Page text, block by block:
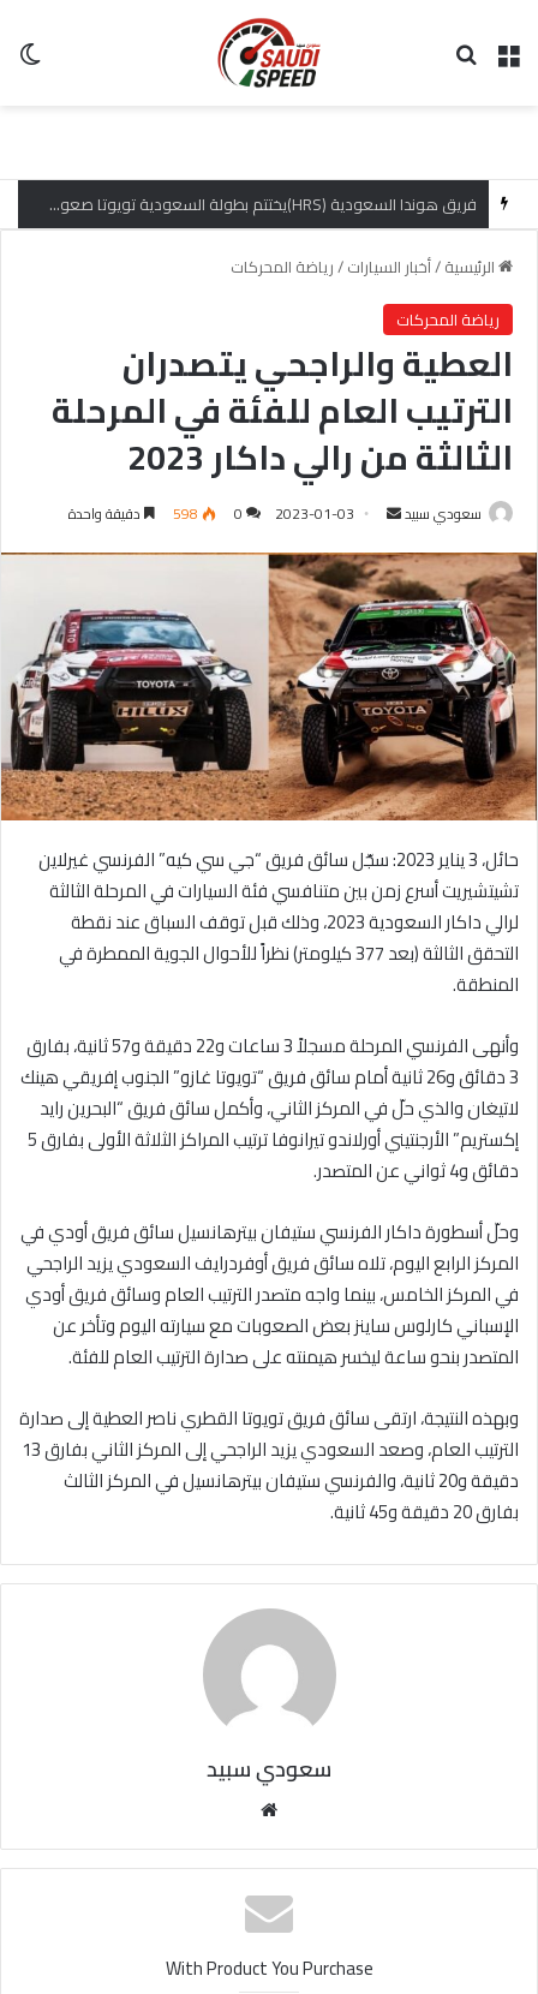
القائمة
عبر تجارب قيادة مباشرة وعروض تسويقية تفاعلية: التوكيلات العالمية للسيارات تعزّز حضور شفروليه كابتيفا PHEV
الرئيسية/أخبار السيارات/رياضة المحركات
رياضة المحركات
العطية والراجحي يتصدران
الترتيب العام للفئة في المرحلة
الثالثة من رالي داكار 2023
سعودي سبيد
س
ل
ب
ر
ي
د
ا
إ
ل
ت
ر
و
2023-01-03
0
598 دقيقة واحدة
حائل، 3 يناير 2023: سجّل سائق فريق “جي سي كيه” الفرنسي غيرلاين
تشيتشيريت أسرع زمن بين متنافسي فئة السيارات في المرحلة الثالثة
لرالي داكار السعودية 2023، وذلك قبل توقف السباق عند نقطة
التحقق الثالثة (بعد 377 كيلومتر) نظراً للأحوال الجوية الممطرة في
المنطقة.
وأنهى الفرنسي المرحلة مسجلاً 3 ساعات و22 دقيقة و57 ثانية، بفارق
3 دقائق و26 ثانية أمام سائق فريق “تويوتا غازو” الجنوب إفريقي هينك
لاتيغان والذي حلّ في المركز الثاني، وأكمل سائق فريق “البحرين رايد
إكستريم” الأرجنتيني أورلاندو تيرانوفا ترتيب المراكز الثلاثة الأولى بفارق 5
دقائق و4 ثواني عن المتصدر.
وحلّ أسطورة داكار الفرنسي ستيفان بيترهانسيل سائق فريق أودي في
المركز الرابع اليوم، تلاه سائق فريق أوفردرايف السعودي يزيد الراجحي
في المركز الخامس، بينما واجه متصدر الترتيب العام وسائق فريق أودي
الإسباني كارلوس ساينز بعض الصعوبات مع سيارته اليوم وتأخر عن
المتصدر بنحو ساعة ليخسر هيمنته على صدارة الترتيب العام للفئة.
وبهذه النتيجة، ارتقى سائق فريق تويوتا القطري ناصر العطية إلى صدارة
الترتيب العام، وصعد السعودي يزيد الراجحي إلى المركز الثاني بفارق 13
دقيقة و20 ثانية، والفرنسي ستيفان بيترهانسيل في المركز الثالث
بفارق 20 دقيقة و45 ثانية.
سعودي سبيد
الوي
ب
With Product You Purchase